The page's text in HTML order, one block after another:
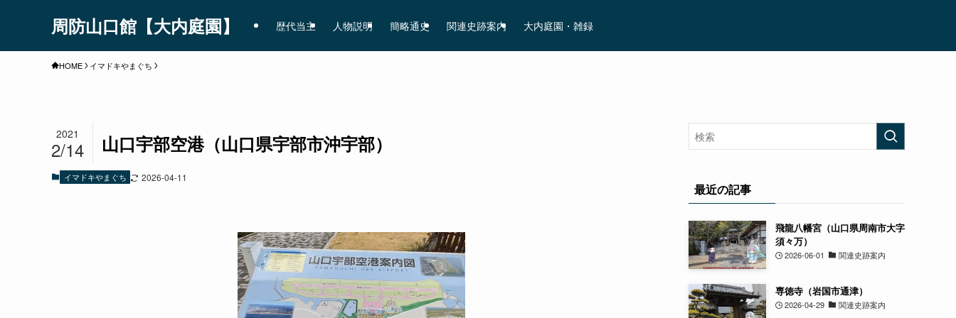
周防山口館【大内庭園】 歴代当主 人物説明 簡略通史 関連史跡案内 大内庭園・雑録
HOME イマドキやまぐち
山口宇部空港（山口県宇部市沖宇部）
2021
2/14
イマドキやまぐち 2026-04-11
最近の記事
飛龍八幡宮（山口県周南市大字
須々万）
2026-06-01 関連史跡案内
専徳寺（岩国市通津）
2026-04-29 関連史跡案内